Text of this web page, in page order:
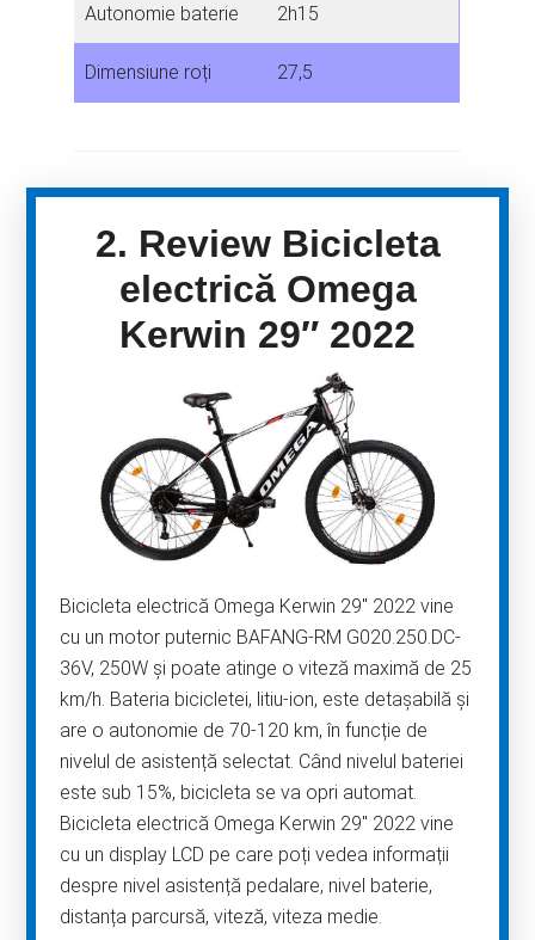
Autonomie baterie 2h15
Dimensiune roți 27,5
2. Review Bicicleta
electrică Omega
Kerwin 29″ 2022
Bicicleta electrică Omega Kerwin 29″ 2022 vine
cu un motor puternic BAFANG-RM G020.250.DC-
36V, 250W și poate atinge o viteză maximă de 25
km/h. Bateria bicicletei, litiu-ion, este detașabilă și
are o autonomie de 70-120 km, în funcție de
nivelul de asistență selectat. Când nivelul bateriei
este sub 15%, bicicleta se va opri automat.
Bicicleta electrică Omega Kerwin 29″ 2022 vine
cu un display LCD pe care poți vedea informații
despre nivel asistență pedalare, nivel baterie,
distanța parcursă, viteză, viteza medie.